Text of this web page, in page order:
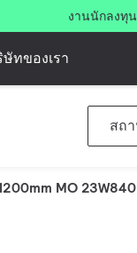
งานนักลงทุน
ทของเรา
สถ
MO